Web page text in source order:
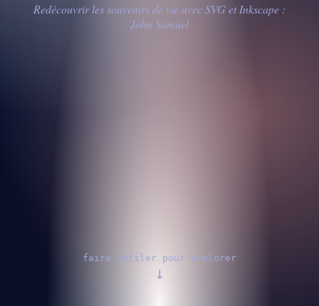
Redécouvrir les souvenirs de vie avec SVG et Inkscape :
John Samuel
faire défiler pour explorer